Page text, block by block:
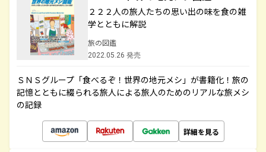
２２２人の旅人たちの思い出の味を食の雑
学とともに解説
旅の図鑑
2022.05.26 発売
ＳＮＳグループ「食べるぞ！世界の地元メシ」が書籍化！旅の
記憶とともに綴られる旅人による旅人のためのリアルな旅メシ
の記録
詳細を見る